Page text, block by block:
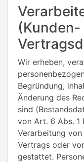
(Kunden-
Wir erheben,
Begründung,
Änderung des
sind
von Art. 6 Abs. 1
Verarbeitung
Vertrags oder
gestattet.